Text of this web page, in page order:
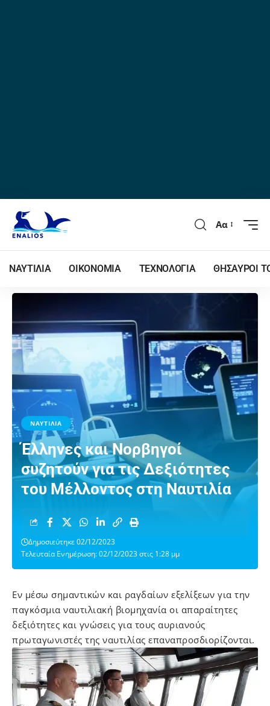
Αα
ΝΑΥΤΙΛΙΑ ΟΙΚΟΝΟΜΙΑ ΤΕΧΝΟΛΟΓΙΑ ΘΗΣΑΥΡΟΙ
ΝΑΥΤΙΛΙΑ
Έλληνες και Νορβηγοί
συζητούν για τις Δεξιότητες
του Μέλλοντος στη Ναυτιλία
Τελευταία Ενημέρωση: 02/12/2023 στις 1:28 μμ
Δημοσιεύτηκε 02/12/2023
Εν μέσω σημαντικών και ραγδαίων εξελίξεων για την
παγκόσμια ναυτιλιακή βιομηχανία οι απαραίτητες
δεξιότητες και γνώσεις για τους αυριανούς
πρωταγωνιστές της ναυτιλίας επαναπροσδιορίζονται.